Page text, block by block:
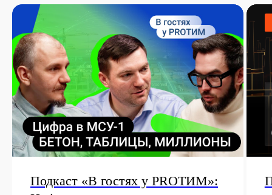
Подкаст «В гостях у PROТИМ»: